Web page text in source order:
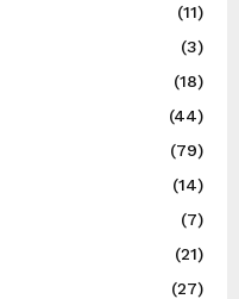
(11)
(3)
(18)
(44)
(79)
(14)
(7)
(21)
(27)